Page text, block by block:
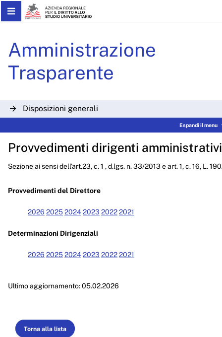
Skip to Main Content
Amministrazione
Trasparente
Disposizioni generali
Consulenti e collaboratori
Personale
Bandi di concorso
Performance
Enti controllati
Attività e procedimenti
Provvedimenti organi indirizzo politico
Controlli sulle imprese
Espandi il menu
Provvedimenti dirigenti amministrativi
Sezione ai sensi dell’art.23, c. 1 , d.lgs. n. 33/2013 e art. 1, c. 16, L.
Provvedimenti del Direttore
2026 202520242023 20222021
Determinazioni Dirigenziali
2026 202520242023 20222021
Ultimo aggiornamento: 05.02.2026
Torna alla lista